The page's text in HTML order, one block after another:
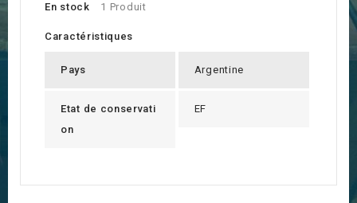
En stock 1 Produit
Caractéristiques
Pays Argentine
Etat de conservati
on
EF